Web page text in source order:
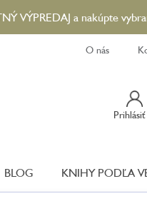
a nakúpte vybrané
O nás
Prihlásiť
BLOG KNIHY PODĽA